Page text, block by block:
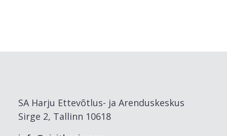
SA Harju Ettevõtlus- ja Arenduskeskus
Sirge 2, Tallinn 10618